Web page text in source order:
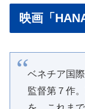
映画「
ベネチア国
監督第７作